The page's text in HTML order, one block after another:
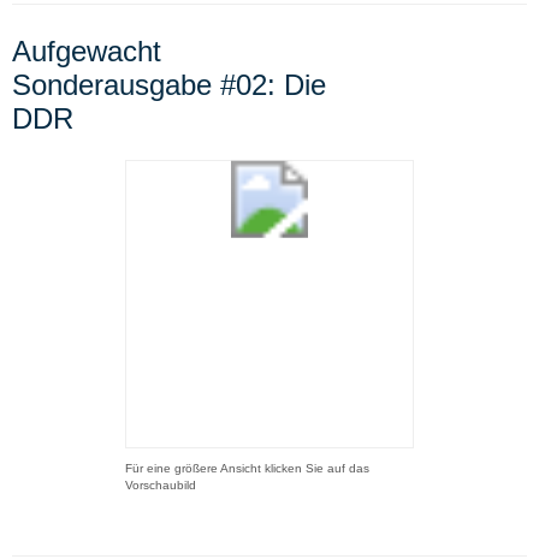
Aufgewacht
Sonderausgabe #02: Die
DDR
Für eine größere Ansicht klicken Sie auf das
Vorschaubild